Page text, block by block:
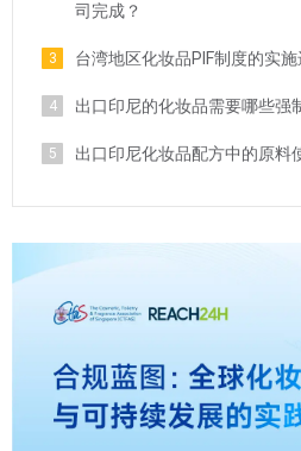
司完成？
3 台湾地区化妆品PIF制度的实
4 出口印尼的化妆品需要哪些强
5 出口印尼化妆品配方中的原料